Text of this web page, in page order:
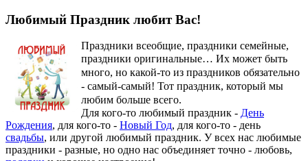
Любимый Праздник любит Вас!
Праздники всеобщие, праздники семейные,
праздники оригинальные… Их может быть
много, но какой-то из праздников обязательно
- самый-самый! Тот праздник, который мы
любим больше всего.
Для кого-то любимый праздник - День
Рождения, для кого-то - Новый Год, для кого-то - день
свадьбы, или другой любимый праздник. У всех нас любимые
праздники - разные, но одно нас объединяет точно - любовь,